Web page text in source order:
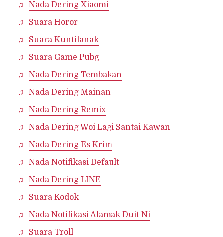
Nada Dering Xiaomi
Suara Horor
Suara Kuntilanak
Suara Game Pubg
Nada Dering Tembakan
Nada Dering Mainan
Nada Dering Remix
Nada Dering Woi Lagi Santai Kawan
Nada Dering Es Krim
Nada Notifikasi Default
Nada Dering LINE
Suara Kodok
Nada Notifikasi Alamak Duit Ni
Suara Troll